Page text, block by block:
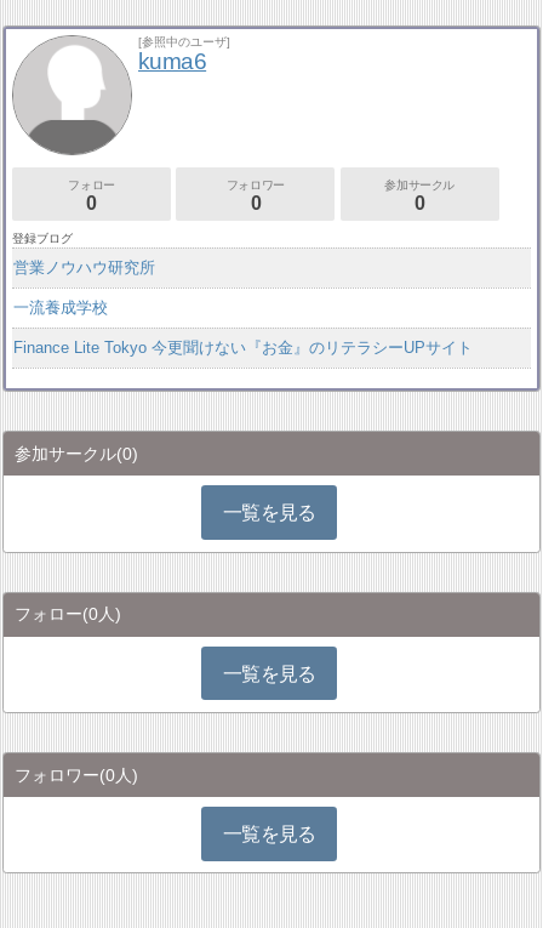
[参照中のユーザ]
kuma6
フォロー
0
フォロワー
0
参加サークル
0
登録ブログ
営業ノウハウ研究所
一流養成学校
Finance Lite Tokyo 今更聞けない『お金』のリテラシーUPサイト
参加サークル(0)
一覧を見る
フォロー(0人)
一覧を見る
フォロワー(0人)
一覧を見る